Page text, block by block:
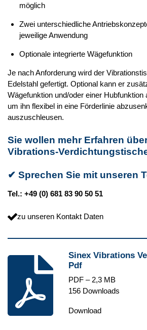
möglich
Zwei unterschiedliche
jeweilige Anwendung
Optionale integrierte Wägefunktion
Je nach Anforderung wird der
Edelstahl gefertigt. Optional kann er
Wägefunktion und/oder einer Hubfunktion
um ihn flexibel in eine Förderlinie
auszuschleusen.
Sie wollen mehr Erfahren
Vibrations-
✔ Sprechen Sie mit unseren
Tel.: +49 (0) 681 83 90 50 51
zu unseren Kontakt Daten
Sinex Vibrations
Pdf
PDF – 2,3 MB
156 Downloads
Download